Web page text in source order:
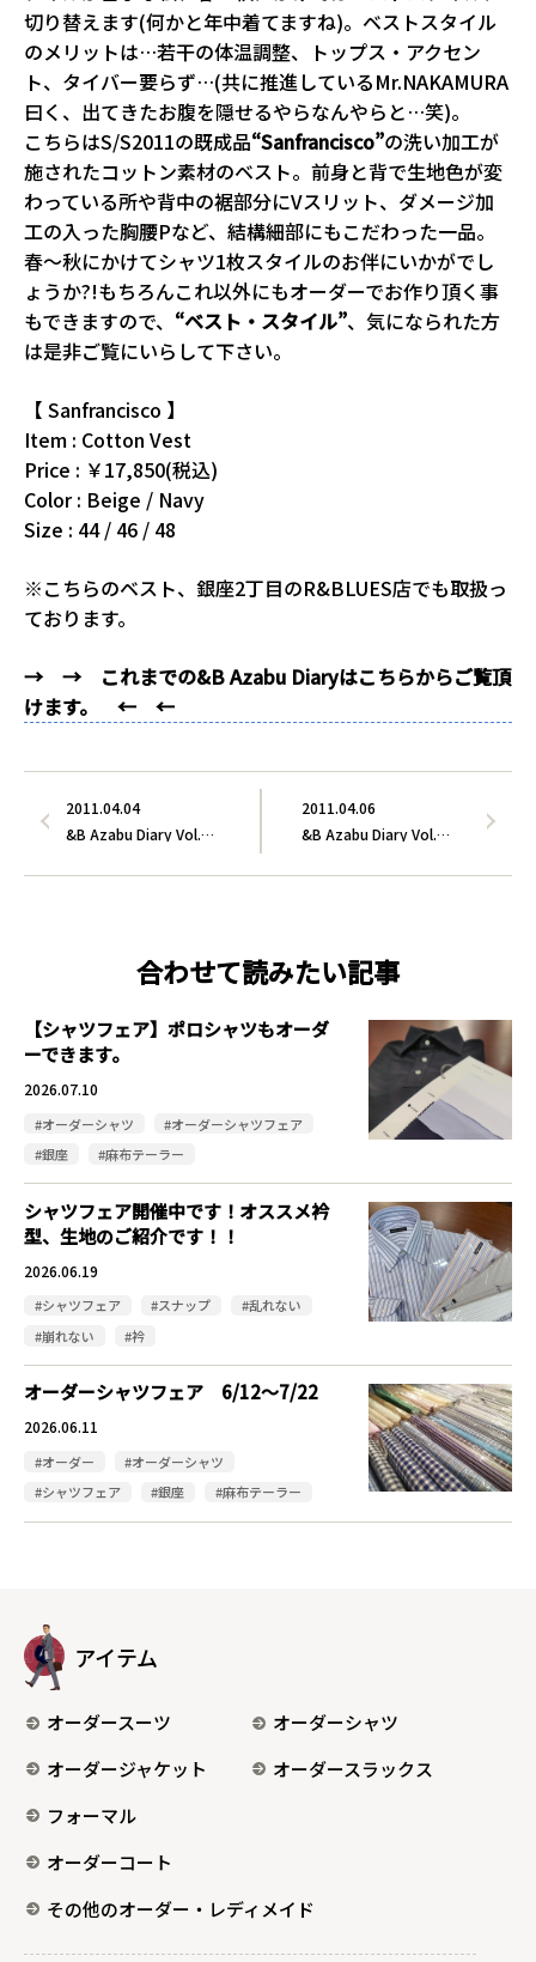
切り替えます(何かと年中着てますね)。ベストスタイル
のメリットは…若干の体温調整、トップス・アクセン
ト、タイバー要らず…(共に推進しているMr.NAKAMURA
曰く、出てきたお腹を隠せるやらなんやらと…笑)。
こちらはS/S2011の既成品“Sanfrancisco”の洗い加工が
施されたコットン素材のベスト。前身と背で生地色が変
わっている所や背中の裾部分にVスリット、ダメージ加
工の入った胸腰Pなど、結構細部にもこだわった一品。
春～秋にかけてシャツ1枚スタイルのお伴にいかがでし
ょうか?!もちろんこれ以外にもオーダーでお作り頂く事
もできますので、 “ベスト・スタイル”、気になられた方
は是非ご覧にいらして下さい。
【 Sanfrancisco 】
Item : Cotton Vest
Price : ￥17,850(税込)
Color : Beige / Navy
Size : 44 / 46 / 48
※こちらのベスト、銀座2丁目のR&BLUES店でも取扱っ
ております。
→ → これまでの&B Azabu Diaryはこちらからご覧頂
けます。 ← ←
2011.04.06
&B Azabu Diary Vol.…
2011.04.04
&B Azabu Diary Vol.…
合わせて読みたい記事
【シャツフェア】ポロシャツもオーダ
ーできます。
2026.07.10
#オーダーシャツ
#オーダーシャツフェア
#銀座
#麻布テーラー
シャツフェア開催中です！オススメ衿
型、生地のご紹介です！！
2026.06.19
#シャツフェア #スナップ
#乱れない
#崩れない
#衿
オーダーシャツフェア 6/12～7/22
2026.06.11
#オーダー
#オーダーシャツ
#シャツフェア
#銀座 #麻布テーラー
アイテム
オーダースーツ
オーダーシャツ
オーダージャケット
オーダースラックス
フォーマル
オーダーコート
その他のオーダー・レディメイド